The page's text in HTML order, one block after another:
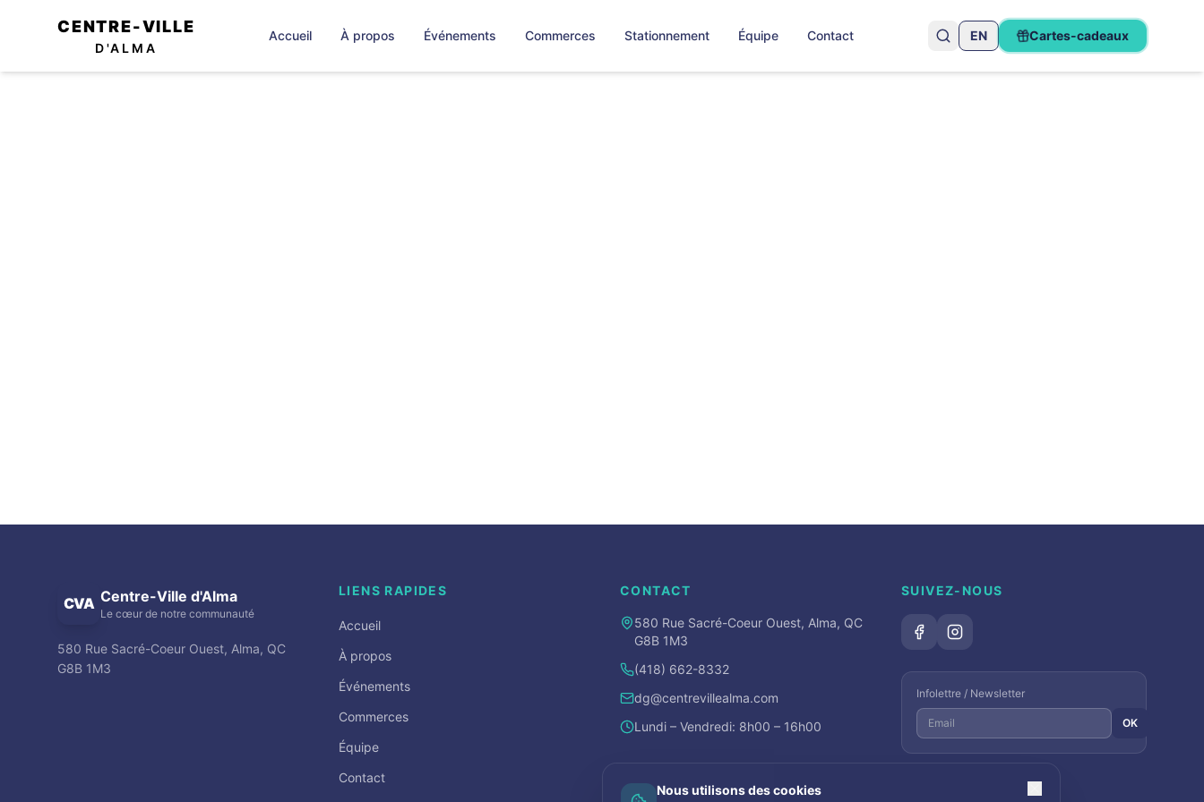
CENTRE-VILLE
D'ALMA
Accueil À propos Événements Commerces Stationnement Équipe Contact EN Cartes-cadeaux
CVA Centre-Ville d'Alma
Le cœur de notre communauté
580 Rue Sacré-Coeur Ouest, Alma, QC
G8B 1M3
LIENS RAPIDES
Accueil
À propos
Événements
Commerces
Équipe
Contact
CONTACT
580 Rue Sacré-Coeur Ouest, Alma, QC
G8B 1M3
(418) 662-8332
dg@centrevillealma.com
Lundi – Vendredi: 8h00 – 16h00
SUIVEZ-NOUS
Infolettre / Newsletter
OK
Nous utilisons des cookies